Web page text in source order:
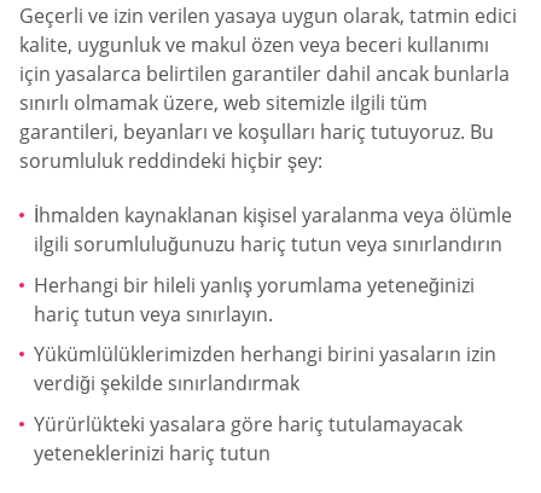
Geçerli ve izin verilen yasaya uygun olarak, tatmin edici
kalite, uygunluk ve makul özen veya beceri kullanımı
için yasalarca belirtilen garantiler dahil ancak bunlarla
sınırlı olmamak üzere, web sitemizle ilgili tüm
garantileri, beyanları ve koşulları hariç tutuyoruz. Bu
sorumluluk reddindeki hiçbir şey:
İhmalden kaynaklanan kişisel yaralanma veya ölümle
ilgili sorumluluğunuzu hariç tutun veya sınırlandırın
Herhangi bir hileli yanlış yorumlama yeteneğinizi
hariç tutun veya sınırlayın.
Yükümlülüklerimizden herhangi birini yasaların izin
verdiği şekilde sınırlandırmak
Yürürlükteki yasalara göre hariç tutulamayacak
yeteneklerinizi hariç tutun